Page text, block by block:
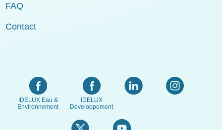
FAQ
Contact
IDELUX Eau &
Environnement
IDELUX
Développement